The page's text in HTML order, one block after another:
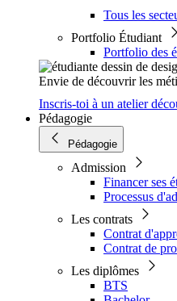
Tous les
Portfolio Étudiant
Portfolio des
Envie de découvrir les
Inscris-toi à un atelier
Pédagogie
Pédagogie
Admission
Financer ses
Processus
Les contrats
Contrat
Contrat de
Les diplômes
BTS